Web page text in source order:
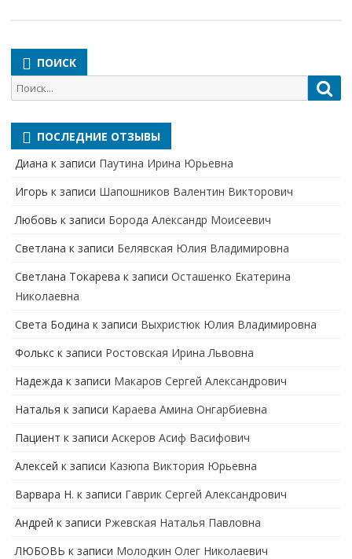
ПОИСК
Поиск
для:
ПОСЛЕДНИЕ ОТЗЫВЫ
Диана к записи Паутина Ирина Юрьевна
Игорь к записи Шапошников Валентин Викторович
Любовь к записи Борода Александр Моисеевич
Светлана к записи Белявская Юлия Владимировна
Cветлана Токарева к записи Осташенко Екатерина
Николаевна
Света Бодина к записи Выхристюк Юлия Владимировна
Фолькс к записи Ростовская Ирина Львовна
Надежда к записи Макаров Сергей Александрович
Наталья к записи Караева Амина Онгарбиевна
Пациент к записи Аскеров Асиф Васифович
Алексей к записи Казюпа Виктория Юрьевна
Варвара Н. к записи Гаврик Сергей Александрович
Андрей к записи Ржевская Наталья Павловна
ЛЮБОВЬ к записи Молодкин Олег Николаевич